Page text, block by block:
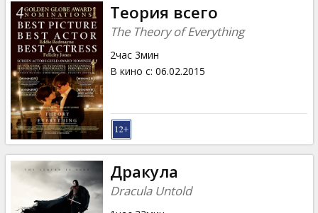
Теория всего
The Theory of Everything
2час 3мин
В кино с: 06.02.2015
Дракула
Dracula Untold